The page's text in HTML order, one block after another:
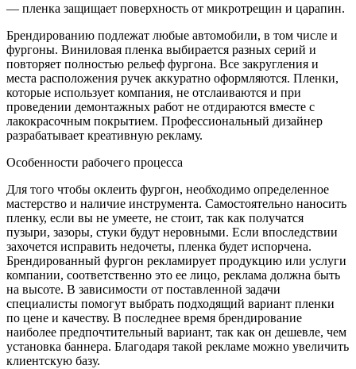
— пленка защищает поверхность от микротрещин и царапин.
Брендированию подлежат любые автомобили, в том числе и
фургоны. Виниловая пленка выбирается разных серий и
повторяет полностью рельеф фургона. Все закругления и
места расположения ручек аккуратно оформляются. Пленки,
которые использует компания, не отслаиваются и при
проведении демонтажных работ не отдираются вместе с
лакокрасочным покрытием. Профессиональный дизайнер
разрабатывает креативную рекламу.
Особенности рабочего процесса
Для того чтобы оклеить фургон, необходимо определенное
мастерство и наличие инструмента. Самостоятельно наносить
пленку, если вы не умеете, не стоит, так как получатся
пузыри, зазоры, стуки будут неровными. Если впоследствии
захочется исправить недочеты, пленка будет испорчена.
Брендированный фургон рекламирует продукцию или услуги
компании, соответственно это ее лицо, реклама должна быть
на высоте. В зависимости от поставленной задачи
специалисты помогут выбрать подходящий вариант пленки
по цене и качеству. В последнее время брендирование
наиболее предпочтительный вариант, так как он дешевле, чем
установка баннера. Благодаря такой рекламе можно увеличить
клиентскую базу.